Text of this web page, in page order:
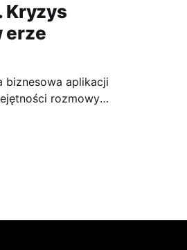
Kryzys
erze
biznesowa aplikacji
rozmowy